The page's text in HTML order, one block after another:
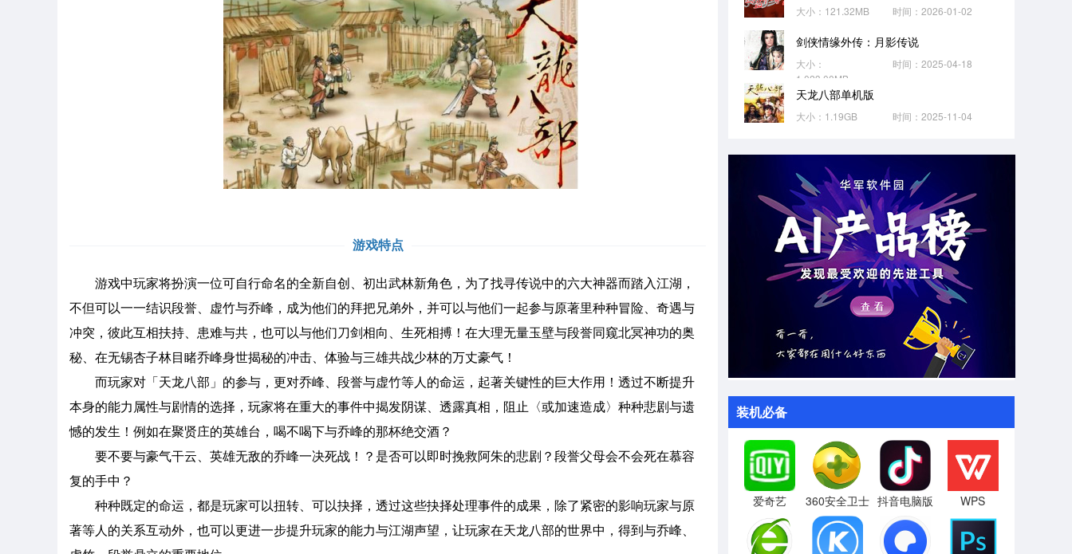
游戏特点
游戏中玩家将扮演一位可自行命名的全新自创、初出武林新角色，为了找寻传说中的六大神器而踏入江湖，
不但可以一一结识段誉、虚竹与乔峰，成为他们的拜把兄弟外，并可以与他们一起参与原著里种种冒险、奇遇与
冲突，彼此互相扶持、患难与共，也可以与他们刀剑相向、生死相搏！在大理无量玉壁与段誉同窥北冥神功的奥
秘、在无锡杏子林目睹乔峰身世揭秘的冲击、体验与三雄共战少林的万丈豪气！
而玩家对「天龙八部」的参与，更对乔峰、段誉与虚竹等人的命运，起著关键性的巨大作用！透过不断提升
本身的能力属性与剧情的选择，玩家将在重大的事件中揭发阴谋、透露真相，阻止〈或加速造成〉种种悲剧与遗
憾的发生！例如在聚贤庄的英雄台，喝不喝下与乔峰的那杯绝交酒？
要不要与豪气干云、英雄无敌的乔峰一决死战！？是否可以即时挽救阿朱的悲剧？段誉父母会不会死在慕容
复的手中？
种种既定的命运，都是玩家可以扭转、可以抉择，透过这些抉择处理事件的成果，除了紧密的影响玩家与原
著等人的关系互动外，也可以更进一步提升玩家的能力与江湖声望，让玩家在天龙八部的世界中，得到与乔峰、
大小：121.32MB 时间：2026-01-02
剑侠情缘外传：月影传说
大小：
1,023.00MB
时间：2025-04-18
天龙八部单机版
大小：1.19GB 时间：2025-11-04
装机必备
爱奇艺 360安全卫士 抖音电脑版 WPS